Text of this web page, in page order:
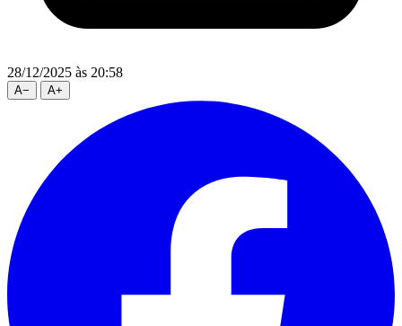
28/12/2025 às 20:58
A− A+